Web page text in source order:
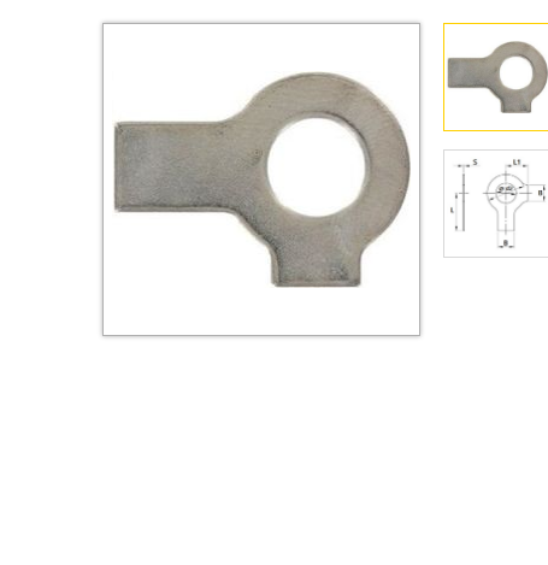
Болты и винты
Дюбели
Дюймовый крепёж
Заклепки (Гайки-Заклепки)